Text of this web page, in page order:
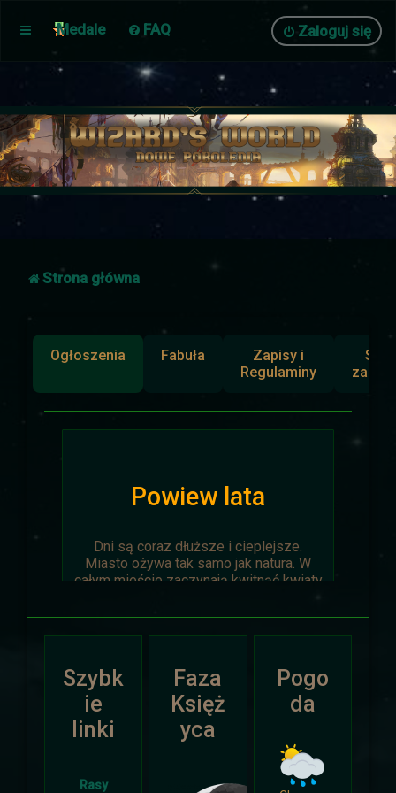
Medale FAQ Zaloguj się
Strona główna
Ogłoszenia Fabuła
Zapisy i
Regulaminy
Powiew lata
Dni są coraz dłuższe i cieplejsze.
Miasto ożywa tak samo jak natura. W
całym mieście zaczynają kwitnąć kwiaty
niej udział niech napisze do
Dariusza.
Otrzyma mały upominek.
Atak Zimy i Święta
Szybk
ie
linki
Rasy
Faza
Księż
yca
Pogo
da